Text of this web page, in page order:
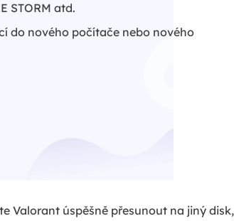
STORM atd.
do nového počítače nebo nového
Valorant úspěšně přesunout na jiný disk,